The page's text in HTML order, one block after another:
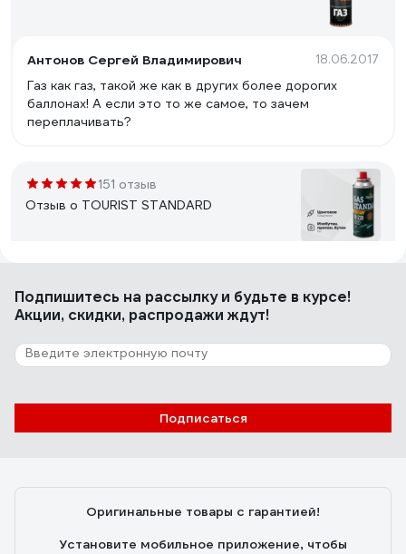
Антонов Сергей Владимирович 18.06.2017
Газ как газ, такой же как в других более дорогих
баллонах! А если это то же самое, то зачем
переплачивать?
151 отзыв
Отзыв о TOURIST STANDARD
Цена, объём.
88 отзывов
Подпишитесь на рассылкуи будьте в курсе!
Акции, скидки, распродажи ждут!
Подписаться
Оригинальные товары с гарантией!
Установите мобильное приложение, чтобы